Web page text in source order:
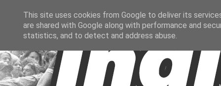
This site uses cookies from Google to deliver its
are shared with Google along with performance and
statistics, and to detect and address abuse.